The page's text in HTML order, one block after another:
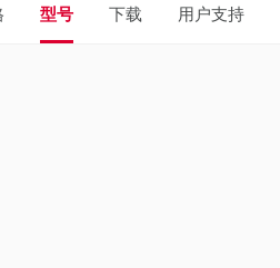
型号 下载 用户支持